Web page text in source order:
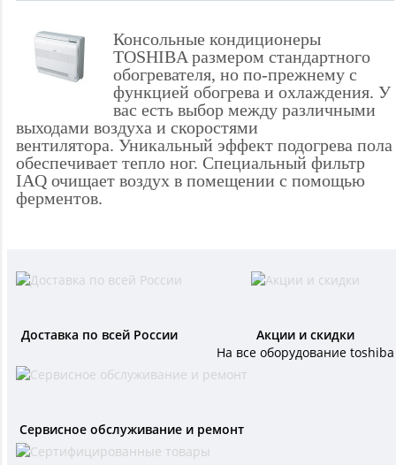
Консольные кондиционеры
TOSHIBA размером стандартного
обогревателя, но по-прежнему с
функцией обогрева и охлаждения. У
вас есть выбор между различными
выходами воздуха и скоростями
вентилятора. Уникальный эффект подогрева пола
обеспечивает тепло ног. Специальный фильтр
IAQ очищает воздух в помещении с помощью
ферментов.
Доставка по всей России
Акции и скидки
На все оборудование toshiba
Сервисное обслуживание и ремонт